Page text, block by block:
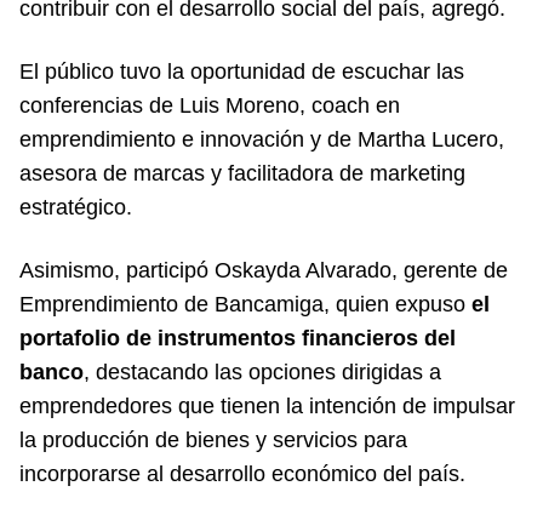
contribuir con el desarrollo social del país, agregó.
El público tuvo la oportunidad de escuchar las
conferencias de Luis Moreno, coach en
emprendimiento e innovación y de Martha Lucero,
asesora de marcas y facilitadora de marketing
estratégico.
Asimismo, participó Oskayda Alvarado, gerente de
Emprendimiento de Bancamiga, quien expuso el
portafolio de instrumentos financieros del
banco, destacando las opciones dirigidas a
emprendedores que tienen la intención de impulsar
la producción de bienes y servicios para
incorporarse al desarrollo económico del país.